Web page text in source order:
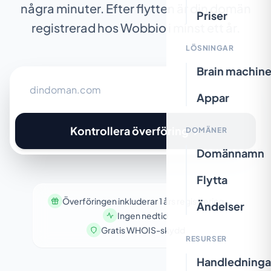
Priser
LÖSNINGAR
Brain
Appar
DOMÄNER
Domännamn
Flytta
Ändelser
RESURSER
några minuter. Efter flytten är din domän
registrerad hos Wobbio i minst ett år.
Kontrollera överföring
Överföringen inkluderar 1 års registrering
Ingen nedtid
Gratis WHOIS-skydd